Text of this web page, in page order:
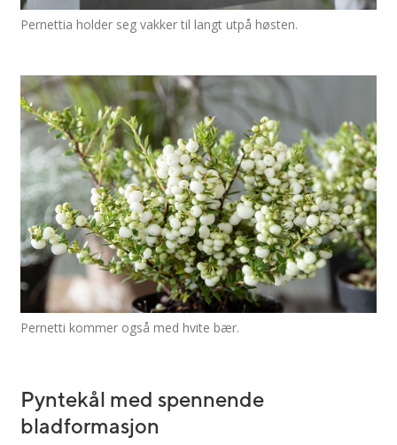
Pernettia holder seg vakker til langt utpå høsten.
Pernetti kommer også med hvite bær.
Pyntekål med spennende
bladformasjon